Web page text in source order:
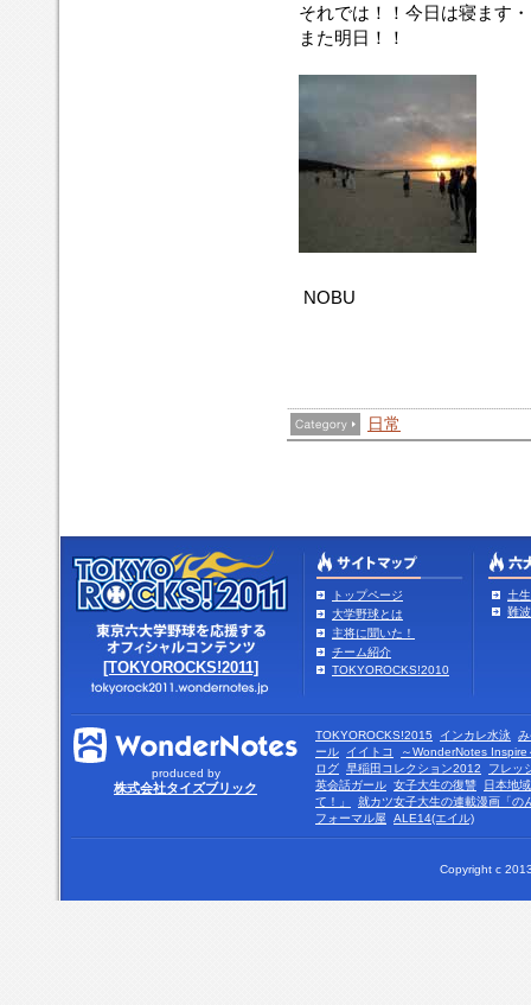
それでは！！今日は寝ます
また明日！！
NOBU
日常
[TOKYOROCKS!2011]
トップページ
大学野球とは
主将に聞いた！
チーム紹介
TOKYOROCKS!2010
土
難
produced by
株式会社タイズブリック
TOKYOROCKS!2015 インカレ水泳
ール
イイトコ
～WonderNotes Inspire
ログ 早稲田コレクション2012
フレッ
英会話ガール 女子大生の復讐
日本地
て！」
就カツ女子大生の連載漫画「の
フォーマル屋
ALE14(エイル)
Copyright c